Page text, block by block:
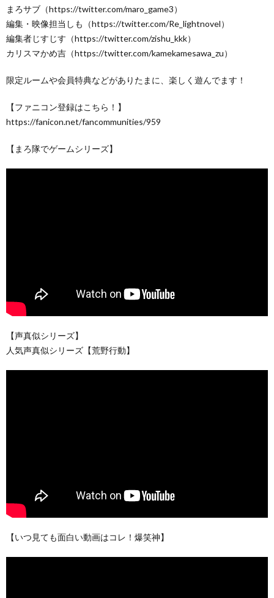
まろサブ（https://twitter.com/maro_game3）
編集・映像担当しも（https://twitter.com/Re_lightnovel）
編集者じすじす（https://twitter.com/zishu_kkk）
カリスマかめ吉（https://twitter.com/kamekamesawa_zu）
限定ルームや会員特典などがありたまに、楽しく遊んでます！
【ファニコン登録はこちら！】
https://fanicon.net/fancommunities/959
【まろ隊でゲームシリーズ】
【声真似シリーズ】
人気声真似シリーズ【荒野行動】
【いつ見ても面白い動画はコレ！爆笑神】